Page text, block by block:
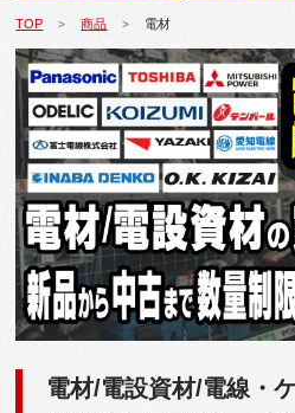
TOP > 商品 > 電材
電材/電設資材/電線・